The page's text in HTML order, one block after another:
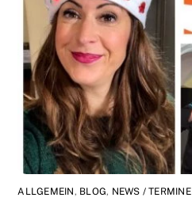
ALLGEMEIN, BLOG, NEWS / TERMINE